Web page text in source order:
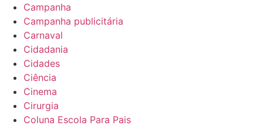
Campanha
Campanha publicitária
Carnaval
Cidadania
Cidades
Ciência
Cinema
Cirurgia
Coluna Escola Para Pais